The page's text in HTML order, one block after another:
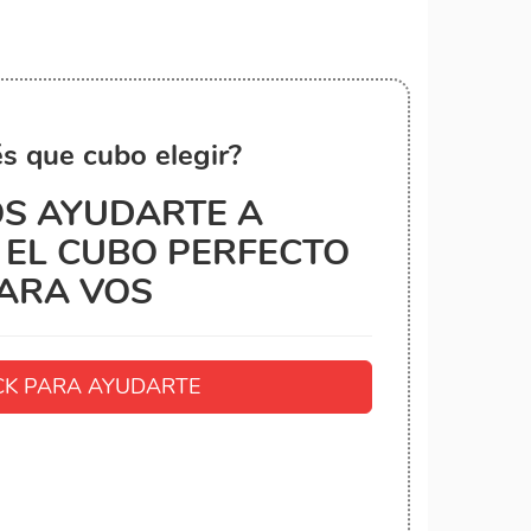
que cubo elegir?
AYUDARTE A
CUBO PERFECTO
VOS
PARA AYUDARTE